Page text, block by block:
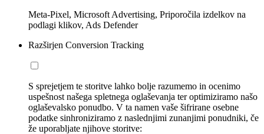
Meta-Pixel, Microsoft Advertising, Priporočila izdelkov na
podlagi klikov, Ads Defender
Razširjen Conversion Tracking
S sprejetjem te storitve lahko bolje razumemo in ocenimo
uspešnost našega spletnega oglaševanja ter optimiziramo našo
oglaševalsko ponudbo. V ta namen vaše šifrirane osebne
podatke sinhroniziramo z naslednjimi zunanjimi ponudniki, če
že uporabljate njihove storitve: